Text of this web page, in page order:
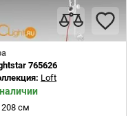
765626
Loft
208 см